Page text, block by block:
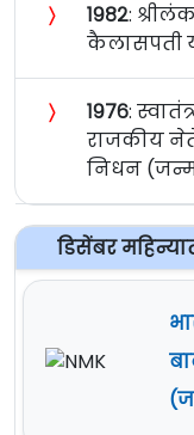
〉 १९८२:
कैलासपती
〉 १९७६:
राजकीय नेते
निधन
डिसेंबर